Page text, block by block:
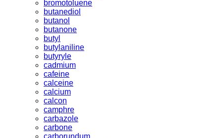
bromotoluene
butanediol
butanol
butanone
butyl
butylaniline
butyryle
cadmium
cafeine
calceine
calcium
calcon
camphre
carbazole
carbone
carborundum